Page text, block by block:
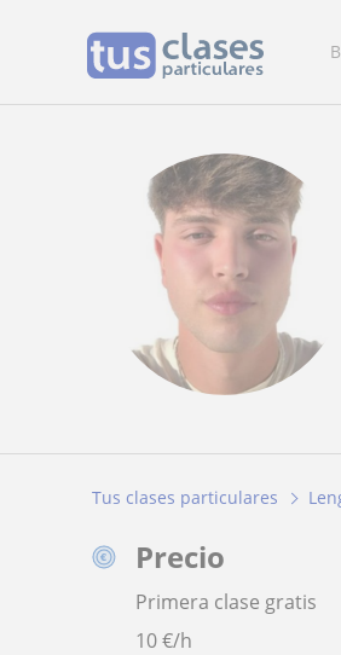
Tus clases particulares
Precio
Primera clase gratis
10€/h